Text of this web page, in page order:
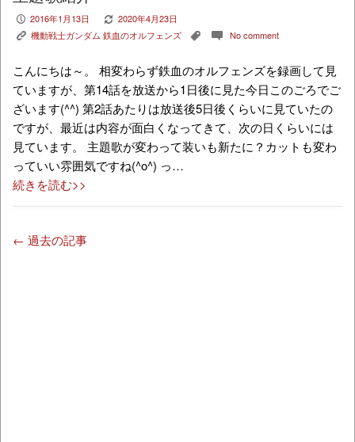
P 2016年1月13日 V 2020年4月23日
K 機動戦士ガンダム 鉄血のオルフェンズ , c No comment
こんにちは～。 相変わらず鉄血のオルフェンズを録画して見
ていますが、第14話を放送から1日後に見た今日このごろでご
ざいます(^^) 第2話あたりは放送後5日後くらいに見ていたの
ですが、最近は内容が面白くなってきて、次の日くらいには
見ています。 主題歌が変わって装いも新たに？カットも変わ
っていい雰囲気ですね(^o^) っ…
続きを読む>>
← 過去の記事